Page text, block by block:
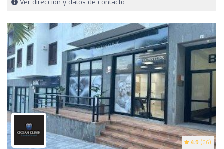
Ver dirección y datos de contacto
4.9 (66)